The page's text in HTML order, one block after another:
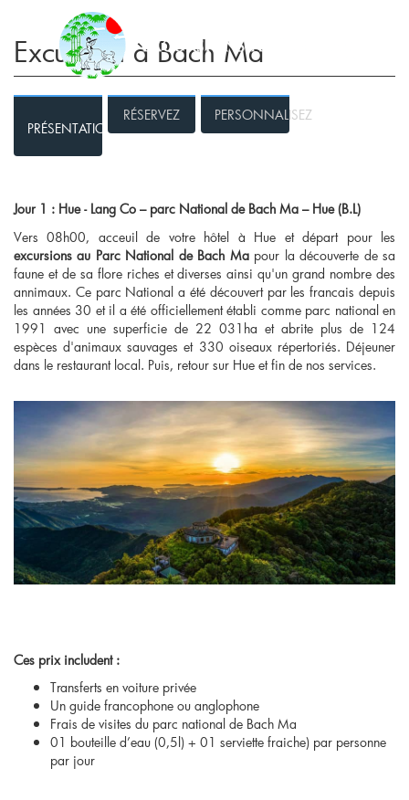
Excursion à Bach Ma
PRÉSENTATION
RÉSERVEZ PERSONNALISEZ
Jour 1 : Hue - Lang Co – parc National de Bach Ma – Hue (B.L)
Vers 08h00, acceuil de votre hôtel à Hue et départ pour les
excursions au Parc National de Bach Mapour la découverte de sa
faune et de sa flore riches et diverses ainsi qu'un grand nombre des
annimaux. Ce parc National a été découvert par les francais depuis
les années 30 et il a été officiellement établi comme parc national en
1991 avec une superficie de 22 031ha et abrite plus de 124
espèces d'animaux sauvages et 330 oiseaux répertoriés. Déjeuner
dans le restaurant local. Puis, retour sur Hue et fin de nos services.
Ces prix includent :
Transferts en voiture privée
Un guide francophone ou anglophone
Frais de visites du parc national de Bach Ma
01 bouteille d’eau (0,5l) + 01 serviette fraiche) par personne
par jour